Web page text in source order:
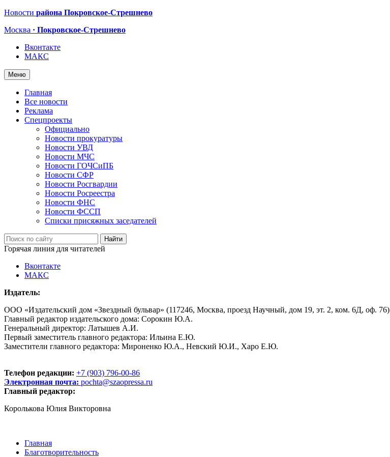
Новости района Покровское-Стрешнево
Москва · Покровское-Стрешнево
Вконтакте
МАКС
Меню
Главная
Все новости
Реклама
Спецпроекты
Официально
Новости прокуратуры
Новости УВД
Новости МЧС
Новости ГОЧСиПБ
Новости СФР
Новости Росгвардии
Новости Росреестра
Новости ФНС
Новости ФССП
Списки присяжных заседателей
Горячая линия для читателей
Вконтакте
МАКС
Издатель:
ООО «Издательский дом «Звездный бульвар» (117246, Москва, проезд Научный, дом 19, эт. 2, ком. 6Д, оф. 76)
Главный редактор издательского дома: Сорокин Ю.А.
Генеральный директор: Латышев А.И.
Первый заместитель главного редактора: Ильина Е.Ю.
Заместители главного редактора: Мироненко Ю.А., Невский Ю.И., Харо Е.Ю.
Телефон редакции: +7 (903) 796-00-86
Электронная почта: pochta@szaopressa.ru
Главный редактор:
Королькова Юлия Викторовна
Главная
Благотворительность